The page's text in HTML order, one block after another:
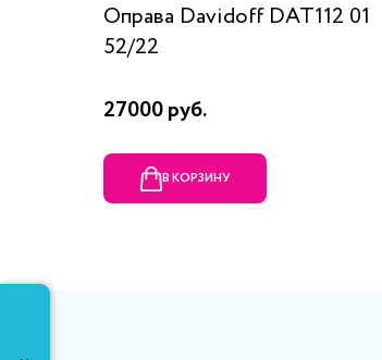
Оправа Davidoff DAT112 01
52/22
27000 руб.
В КОРЗИНУ